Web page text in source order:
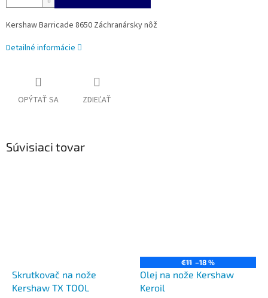
Kershaw Barricade 8650 Záchranársky nôž
Detailné informácie
OPÝTAŤ SA ZDIEĽAŤ
Súvisiaci tovar
Skrutkovač na nože
Kershaw TX TOOL
€11 –18 %
Olej na nože Kershaw
Keroil